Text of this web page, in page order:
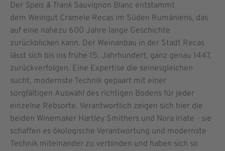
Der Speis & Trank Sauvignon Blanc entstammt
dem Weingut Cramele Recas im Süden Rumäniens, das
auf eine nahezu 600 Jahre lange Geschichte
zurückblicken kann. Der Weinanbau in der Stadt Recas
lässt sich bis ins frühe 15. Jahrhundert, ganz genau 1447,
zurückverfolgen. Eine Expertise die seinesgleichen
sucht, modernste Technik gepaart mit einer
sorgfältigen Auswahl des richtigen Bodens für jeder
einzelne Rebsorte. Verantwortlich zeigen sich hier die
beiden Winemaker Hartley Smithers und Nora Iriate - sie
schaffen es ökologische Verantwortung und modernste
Technik miteinander zu verbinden und haben sich so